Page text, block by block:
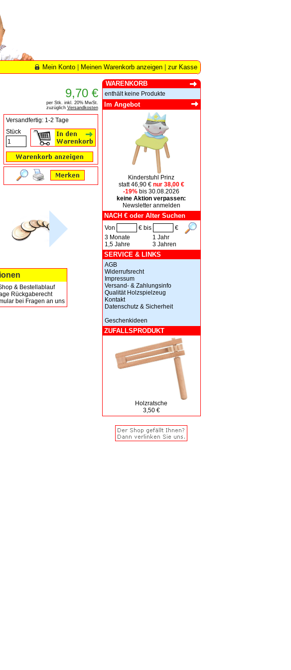
Mein Konto| Meinen Warenkorb anzeigen| zur Kasse
9,70 €
per Stk. inkl. 20% MwSt.
zuzüglich Versandkosten
Versandfertig: 1-2 Tage
Stück
& Bestellablauf
Rückgaberecht
bei Fragen an uns
WARENKORB
enthält keine Produkte
Im Angebot
Kinderstuhl Prinz
statt 46,90 €nur 38,00 €
-19% bis 30.08.2026
keine Aktion verpassen:
Newsletter anmelden
NACH € oder Alter Suchen
Von € bis
€
3 Monate
1,5 Jahre
1 Jahr
3 Jahren
SERVICE & LINKS
AGB
Widerrufsrecht
Impressum
Versand- & Zahlungsinfo
Qualität Holzspielzeug
Kontakt
Datenschutz & Sicherheit
Geschenkideen
ZUFALLSPRODUKT
Holzratsche
3,50 €